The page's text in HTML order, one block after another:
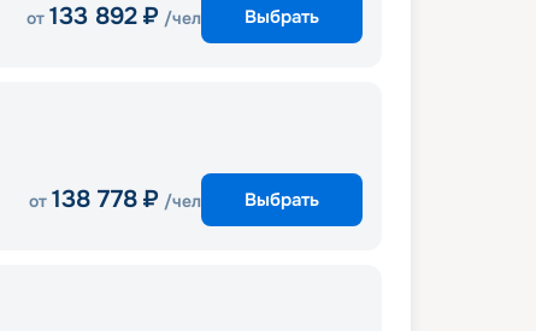
от 133 892 ₽ /чел Выбрать
от 138 778 ₽ /чел Выбрать